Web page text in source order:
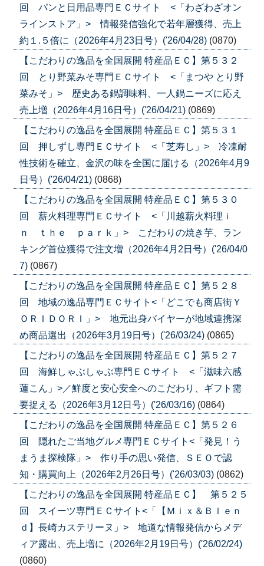
回 パンと日用品専門ＥＣサイト <「わざわざオン
ラインストア」> 情報発信強化で若年層獲得、売上
約１.５倍に（2026年4月23日号）('26/04/28) (0870)
【こだわりの逸品を全国展開 特産品ＥＣ】第５３２
回 とり野菜みそ専門ＥＣサイト <「まつや とり野
菜みそ」> 歴史ある鍋調味料、一人鍋ニーズに応え
売上増（2026年4月16日号）('26/04/21) (0869)
【こだわりの逸品を全国展開 特産品ＥＣ】第５３１
回 押しずし専門ＥＣサイト <「芝寿し」> 冷凍耐
性技術を確立、金沢の味を全国に届ける（2026年4月9
日号）('26/04/21) (0868)
【こだわりの逸品を全国展開 特産品ＥＣ】第５３０
回 薪火料理専門ＥＣサイト <「川越薪火料理ｉ
ｎ ｔｈｅ ｐａｒｋ」> こだわりの焼き芋、ラン
キング首位獲得で注文増（2026年4月2日号）('26/04/0
7) (0867)
【こだわりの逸品を全国展開 特産品ＥＣ】第５２８
回 地域の逸品専門ＥＣサイト<「どこでも商店街Ｙ
ＯＲＩＤＯＲＩ」> 地元出身バイヤーが地域連携深
め商品選出（2026年3月19日号）('26/03/24) (0865)
【こだわりの逸品を全国展開 特産品ＥＣ】第５２７
回 海鮮しゃぶしゃぶ専門ＥＣサイト <「滋味六感
蓮こん」>／鮮度と安心安全へのこだわり、ギフト需
要捉える（2026年3月12日号）('26/03/16) (0864)
【こだわりの逸品を全国展開 特産品ＥＣ】第５２６
回 隠れたご当地グルメ専門ＥＣサイト<「発見！う
まうま探検隊」> 作り手の思い発信、ＳＥＯで認
知・購買向上（2026年2月26日号）('26/03/03) (0862)
【こだわりの逸品を全国展開 特産品ＥＣ】 第５２５
回 スイーツ専門ＥＣサイト<「【Ｍｉｘ＆Ｂｌｅｎ
ｄ】長崎カステリーヌ」> 地道な情報発信からメデ
ィア露出、売上増に（2026年2月19日号）('26/02/24)
(0860)